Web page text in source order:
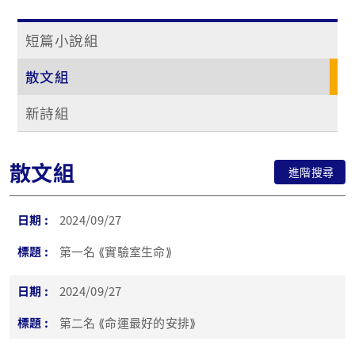
短篇小說組
散文組
新詩組
散文組 進階搜尋
2024/09/27
第一名 ⟪實驗室生命⟫
2024/09/27
第二名 ⟪命運最好的安排⟫